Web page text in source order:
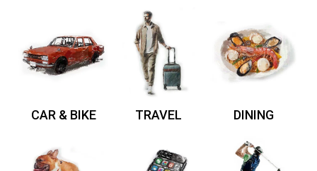
CAR & BIKE TRAVEL DINING